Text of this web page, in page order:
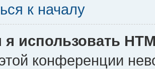
к началу
я использовать
конференции